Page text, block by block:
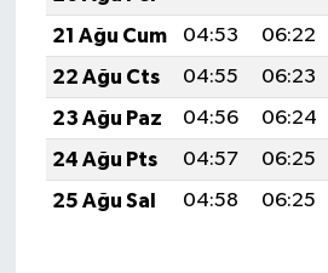
21 Ağu Cum
04:53 06:22
22 Ağu Cts
04:55 06:23
23 Ağu Paz
04:56 06:24
24 Ağu Pts
04:57 06:25
25 Ağu Sal
04:58 06:25